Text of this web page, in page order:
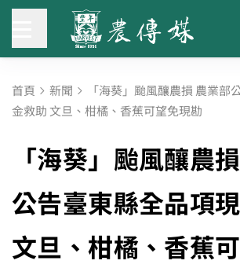
首頁 新聞 「海葵」颱風釀農損 農業
金救助 文旦、柑橘、香蕉可望免現勘
「海葵」颱風釀農
公告臺東縣全品項
文旦、柑橘、香蕉